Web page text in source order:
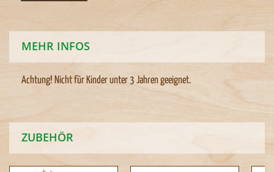
MEHR INFOS
Achtung! Nicht für Kinder unter 3 Jahren geeignet.
ZUBEHÖR